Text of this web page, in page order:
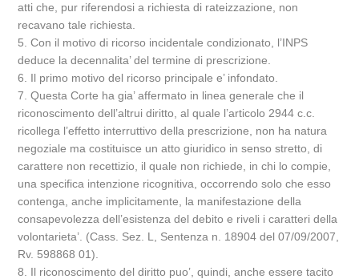
atti che, pur riferendosi a richiesta di rateizzazione, non
recavano tale richiesta.
5. Con il motivo di ricorso incidentale condizionato, l’INPS
deduce la decennalita’ del termine di prescrizione.
6. Il primo motivo del ricorso principale e’ infondato.
7. Questa Corte ha gia’ affermato in linea generale che il
riconoscimento dell’altrui diritto, al quale l’articolo 2944 c.c.
ricollega l’effetto interruttivo della prescrizione, non ha natura
negoziale ma costituisce un atto giuridico in senso stretto, di
carattere non recettizio, il quale non richiede, in chi lo compie,
una specifica intenzione ricognitiva, occorrendo solo che esso
contenga, anche implicitamente, la manifestazione della
consapevolezza dell’esistenza del debito e riveli i caratteri della
volontarieta’. (Cass. Sez. L, Sentenza n. 18904 del 07/09/2007,
Rv. 598868 01).
8. Il riconoscimento del diritto puo’, quindi, anche essere tacito